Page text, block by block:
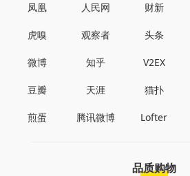
凤凰 人民网 财新
虎嗅 观察者 头条
微博 知乎 V2EX
豆瓣 天涯 猫扑
煎蛋 腾讯微博 Lofter
品质购物